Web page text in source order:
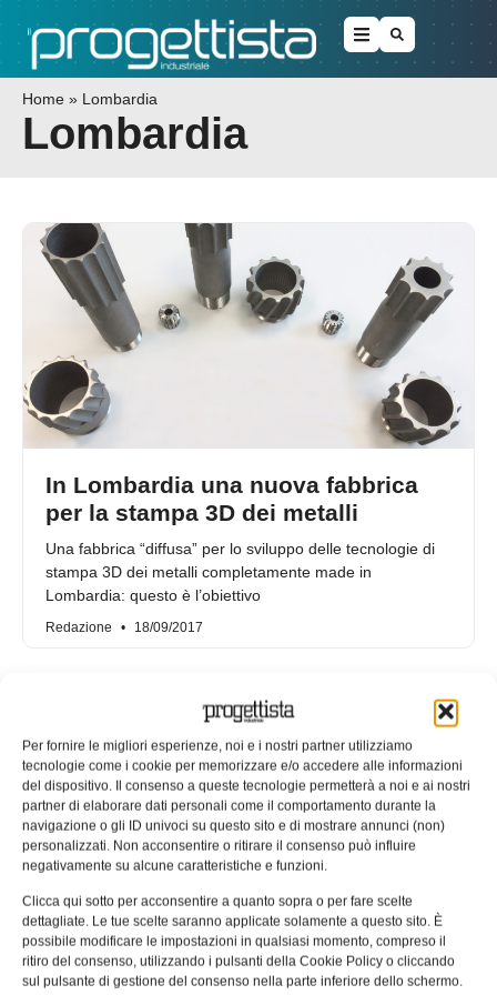
Per fornire le migliori esperienze, noi e i nostri partner utilizziamo
tecnologie come i cookie per memorizzare e/o accedere alle informazioni
del dispositivo. Il consenso a queste tecnologie permetterà a noi e ai nostri
partner di elaborare dati personali come il comportamento durante la
navigazione o gli ID univoci su questo sito e di mostrare annunci (non)
personalizzati. Non acconsentire o ritirare il consenso può influire
negativamente su alcune caratteristiche e funzioni.
Clicca qui sotto per acconsentire a quanto sopra o per fare scelte
dettagliate. Le tue scelte saranno applicate solamente a questo sito. È
possibile modificare le impostazioni in qualsiasi momento, compreso il
ritiro del consenso, utilizzando i pulsanti della Cookie Policy o cliccando
sul pulsante di gestione del consenso nella parte inferiore dello schermo.
Home » Lombardia
Lombardia
In Lombardia una nuova fabbrica
per la stampa 3D dei metalli
Una fabbrica “diffusa” per lo sviluppo delle tecnologie di
stampa 3D dei metalli completamente made in
Lombardia: questo è l’obiettivo
Redazione 18/09/2017
Con Intraprendo la Regione
Lombardia sostiene i giovani